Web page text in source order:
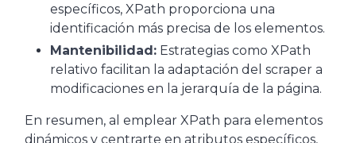
específicos, XPath proporciona una
identificación más precisa de los elementos.
Mantenibilidad: Estrategias como XPath
relativo facilitan la adaptación del scraper a
modificaciones en la jerarquía de la página.
En resumen, al emplear XPath para elementos
dinámicos y centrarte en atributos específicos,